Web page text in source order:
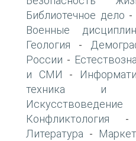
Библиотечное дело -
Военные
Геология -
России -
и СМИ -
техника и
Искусствоведение
Конфликтология
Литература -